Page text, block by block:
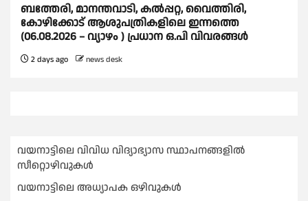
ബത്തേരി, മാനന്തവാടി, കൽപ്പറ്റ, വൈത്തിരി,
കോഴിക്കോട് ആശുപത്രികളിലെ ഇന്നത്തെ
(06.08.2026 – വ്യാഴം ) പ്രധാന ഒ.പി വിവരങ്ങൾ
2 days ago news desk
വയനാട്ടിലെ വിവിധ വിദ്യാഭ്യാസ സ്ഥാപനങ്ങളിൽ
സീറ്റൊഴിവുകൾ
വയനാട്ടിലെ അധ്യാപക ഒഴിവുകൾ